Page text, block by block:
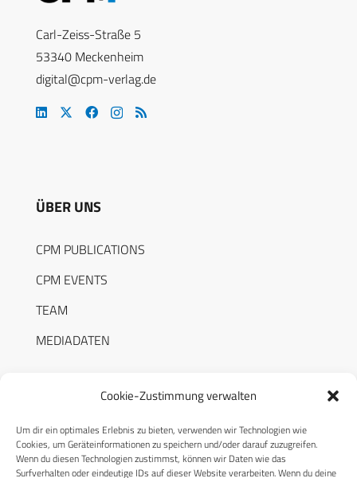
Cookie-Zustimmung verwalten
Um dir ein optimales Erlebnis zu bieten, verwenden wir Technologien wie
Cookies, um Geräteinformationen zu speichern und/oder darauf zuzugreifen.
Wenn du diesen Technologien zustimmst, können wir Daten wie das
Surfverhalten oder eindeutige IDs auf dieser Website verarbeiten. Wenn du deine
Carl-Zeiss-Straße 5
53340 Meckenheim
digital@cpm-verlag.de
ÜBER UNS
CPM PUBLICATIONS
CPM EVENTS
TEAM
MEDIADATEN
RECHTLICHES